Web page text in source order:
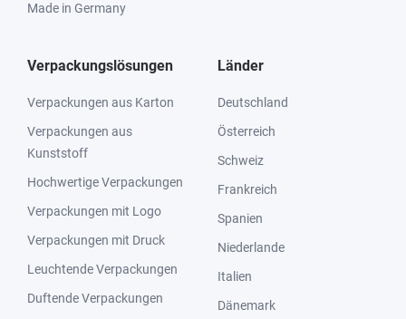
Made in Germany
Verpackungslösungen
Verpackungen aus Karton
Verpackungen aus
Kunststoff
Hochwertige Verpackungen
Verpackungen mit Logo
Verpackungen mit Druck
Leuchtende Verpackungen
Duftende Verpackungen
Länder
Deutschland
Österreich
Schweiz
Frankreich
Spanien
Niederlande
Italien
Dänemark